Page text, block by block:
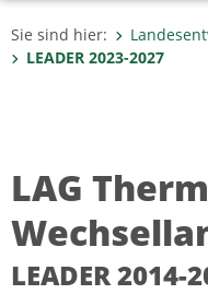
Sie sind hier:
LEADER 2023-2027
LAG
LEADER 2014-